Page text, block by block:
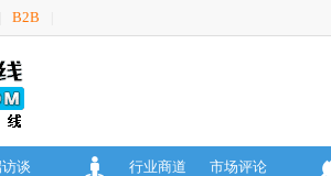
B2B
谈
行业商道
市场评论